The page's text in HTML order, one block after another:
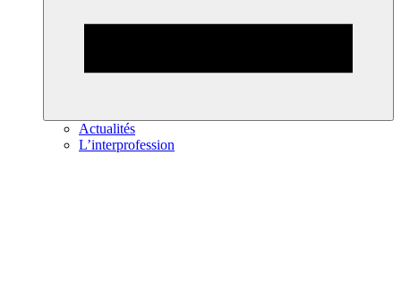
Actualités
L’interprofession